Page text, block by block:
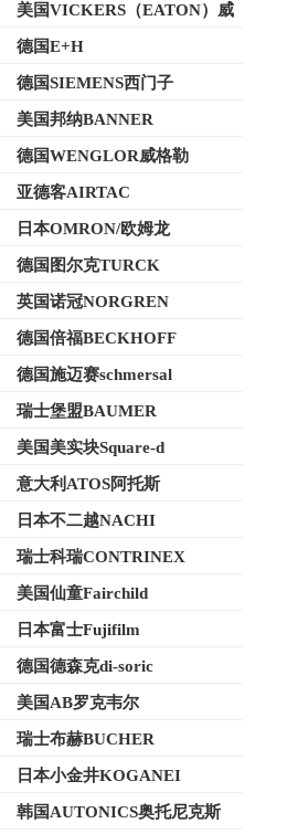
美国VICKERS（EATON）威
格士
德国E+H
德国SIEMENS西门子
美国邦纳BANNER
德国WENGLOR威格勒
亚德客AIRTAC
日本OMRON/欧姆龙
德国图尔克TURCK
英国诺冠NORGREN
德国倍福BECKHOFF
德国施迈赛schmersal
瑞士堡盟BAUMER
美国美实块Square-d
意大利ATOS阿托斯
日本不二越NACHI
瑞士科瑞CONTRINEX
美国仙童Fairchild
日本富士Fujifilm
德国德森克di-soric
美国AB罗克韦尔
瑞士布赫BUCHER
日本小金井KOGANEI
韩国AUTONICS奥托尼克斯